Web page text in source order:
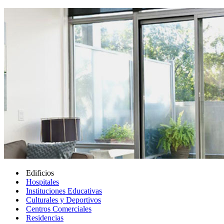
Edificios
Hospitales
Instituciones Educativas
Culturales y Deportivos
Centros Comerciales
Residencias